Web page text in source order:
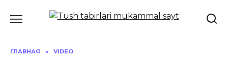
ГЛАВНАЯ » VIDEO